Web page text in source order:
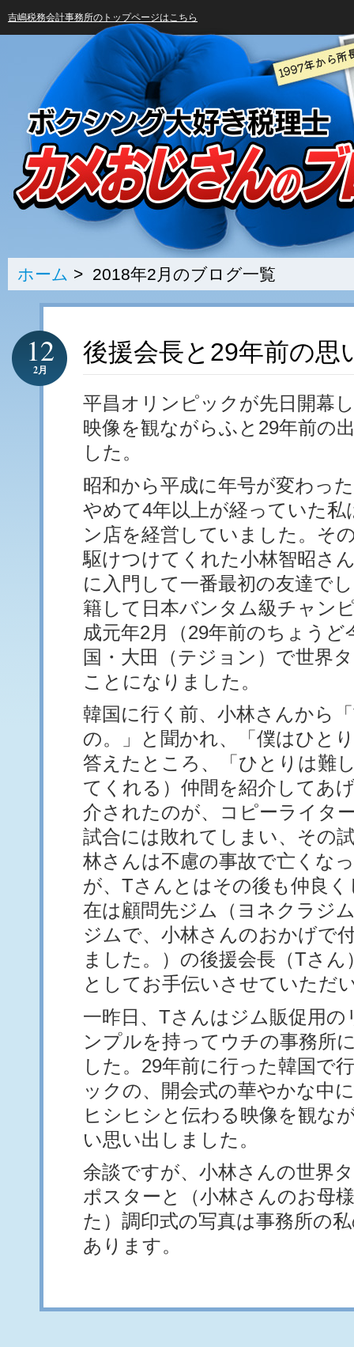
吉嶋税務会計事務所のトップページはこちら
ホーム > 2018年2月のブログ一覧
後援会長と29年前の思
12
2月
平昌オリンピックが先日開幕
映像を観ながらふと29年前の
した。
昭和から平成に年号が変わっ
やめて4年以上が経っていた私
ン店を経営していました。そ
駆けつけてくれた小林智昭さ
に入門して一番最初の友達で
籍して日本バンタム級チャン
成元年2月（29年前のちょうど
国・大田（テジョン）で世界
ことになりました。
韓国に行く前、小林さんから
の。」と聞かれ、「僕はひと
答えたところ、「ひとりは難
てくれる）仲間を紹介してあ
介されたのが、コピーライタ
試合には敗れてしまい、その
林さんは不慮の事故で亡くな
が、Tさんとはその後も仲良
在は顧問先ジム（ヨネクラジ
ジムで、小林さんのおかげで
ました。）の後援会長（Tさん
としてお手伝いさせていただ
一昨日、Tさんはジム販促用
ンプルを持ってウチの事務所
した。29年前に行った韓国で
ックの、開会式の華やかな中
ヒシヒシと伝わる映像を観な
い思い出しました。
余談ですが、小林さんの世界
ポスターと（小林さんのお母
た）調印式の写真は事務所の
あります。